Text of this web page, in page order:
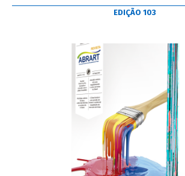
EDIÇÃO 103